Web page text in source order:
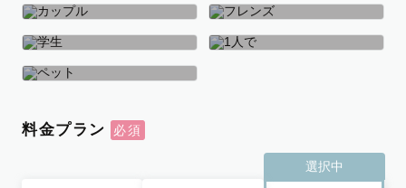
マタニティ ウェディング
カップル フレンズ
学生
料金プラン
選択中